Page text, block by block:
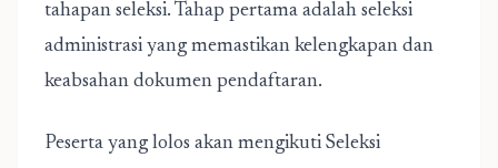
tahapan seleksi. Tahap pertama adalah seleksi
administrasi yang memastikan kelengkapan dan
keabsahan dokumen pendaftaran.
Peserta yang lolos akan mengikuti Seleksi